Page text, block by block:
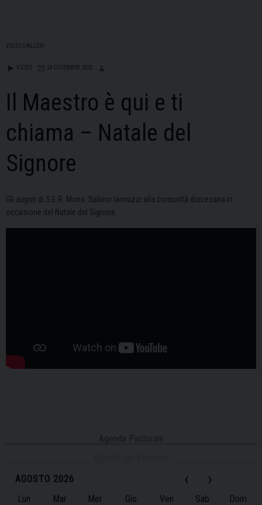
VIDEOGALLERY
VIDEO 24 DICEMBRE 2023
Il Maestro è qui e ti
chiama – Natale del
Signore
Gli auguri di S.E.R. Mons. Sabino Iannuzzi alla comunità diocesana in
occasione del Natale del Signore.
Agenda Pastorale
‹
AGOSTO 2026 ›
Lun Mar Mer Gio Ven Sab Dom